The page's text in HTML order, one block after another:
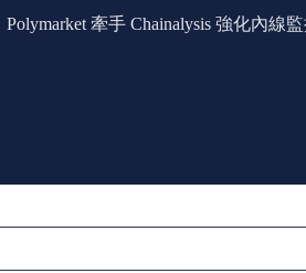
牽手 Chainalysis 強化內線